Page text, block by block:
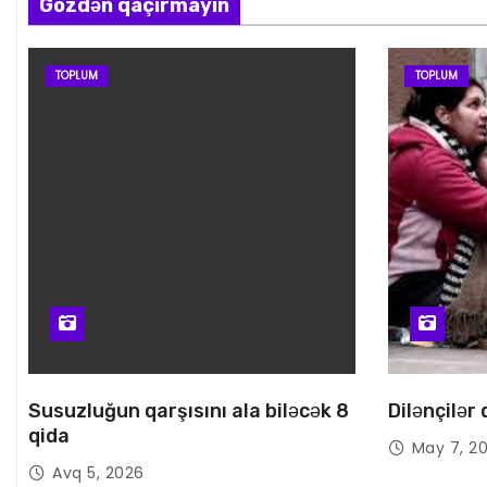
Gözdən qaçırmayın
TOPLUM
Susuzluğun qarşısını ala biləcək 8
qida
Avq 5, 2026
TOPLUM
Dilənçilər
May 7,